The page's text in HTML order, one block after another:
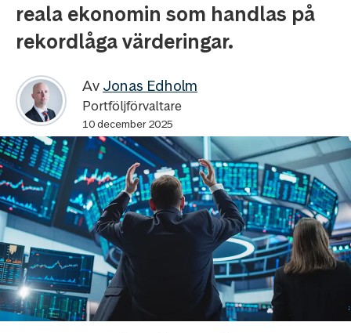
reala ekonomin som handlas på
rekordlåga värderingar.
Av Jonas Edholm
Portföljförvaltare
10 december 2025